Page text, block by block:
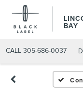
BAY
CALL 305-686-0037